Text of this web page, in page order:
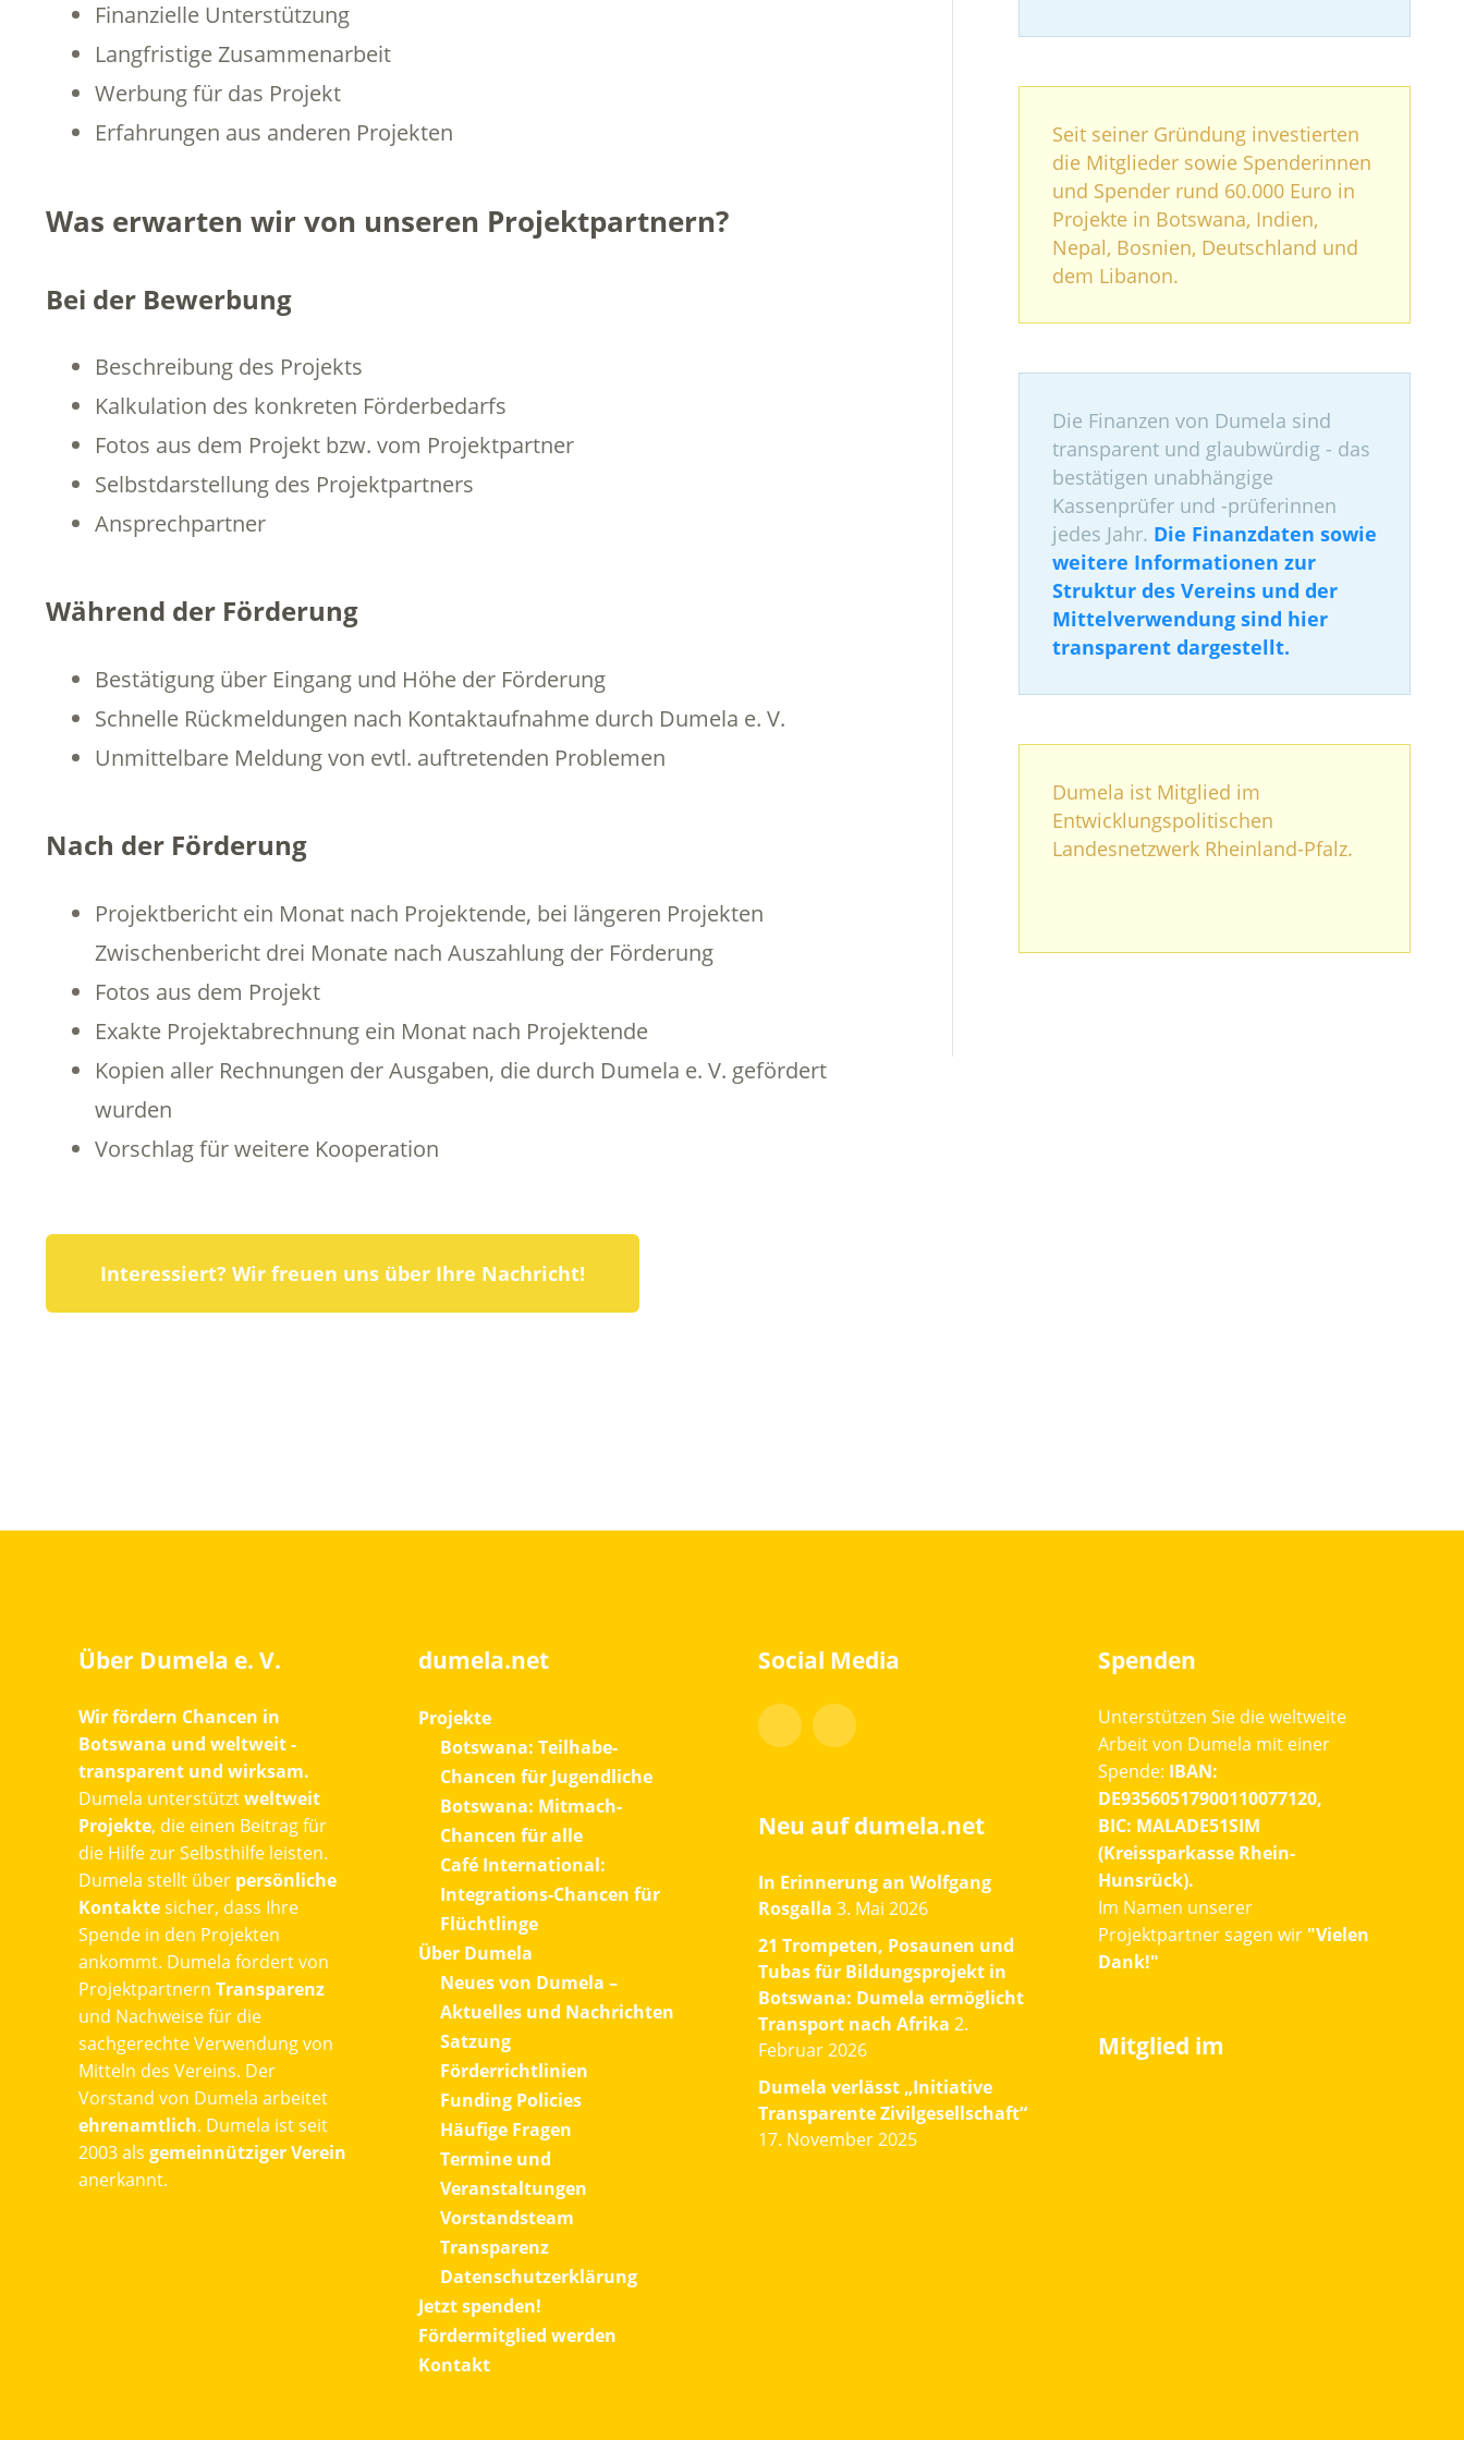
Finanzielle Unterstützung
Langfristige Zusammenarbeit
Werbung für das Projekt
Erfahrungen aus anderen Projekten
Was erwarten wir von unseren Projektpartnern?
Bei der Bewerbung
Beschreibung des Projekts
Kalkulation des konkreten Förderbedarfs
Fotos aus dem Projekt bzw. vom Projektpartner
Selbstdarstellung des Projektpartners
Ansprechpartner
Während der Förderung
Bestätigung über Eingang und Höhe der Förderung
Schnelle Rückmeldungen nach Kontaktaufnahme durch Dumela e. V.
Unmittelbare Meldung von evtl. auftretenden Problemen
Nach der Förderung
Projektbericht ein Monat nach Projektende, bei längeren Projekten
Zwischenbericht drei Monate nach Auszahlung der Förderung
Fotos aus dem Projekt
Exakte Projektabrechnung ein Monat nach Projektende
Kopien aller Rechnungen der Ausgaben, die durch Dumela e. V. gefördert
wurden
Vorschlag für weitere Kooperation
Interessiert? Wir freuen uns über Ihre Nachricht!
Seit seiner Gründung investierten
die Mitglieder sowie Spenderinnen
und Spender rund 60.000 Euro in
Projekte in Botswana, Indien,
Nepal, Bosnien, Deutschland und
dem Libanon.
Die Finanzen von Dumela sind
transparent und glaubwürdig - das
bestätigen unabhängige
Kassenprüfer und -prüferinnen
jedes Jahr. Die Finanzdaten sowie
weitere Informationen zur
Struktur des Vereins und der
Mittelverwendung sind hier
transparent dargestellt.
Dumela ist Mitglied im
Entwicklungspolitischen
Landesnetzwerk Rheinland-Pfalz.
Über Dumela e. V.
Wir fördern Chancen in
Botswana und weltweit -
transparent und wirksam.
Dumela unterstütztweltweit
Projekte, die einen Beitrag für
die Hilfe zur Selbsthilfe leisten.
Dumela stellt über persönliche
Kontaktesicher, dass Ihre
Spende in den Projekten
ankommt. Dumela fordert von
Projektpartnern Transparenz
und Nachweise für die
sachgerechte Verwendung von
Mitteln des Vereins. Der
Vorstand von Dumela arbeitet
ehrenamtlich. Dumela ist seit
2003 als gemeinnütziger Verein
anerkannt.
dumela.net
Projekte
Botswana: Teilhabe-
Chancen für Jugendliche
Botswana: Mitmach-
Chancen für alle
Café International:
Integrations-Chancen für
Flüchtlinge
Über Dumela
Neues von Dumela –
Aktuelles und Nachrichten
Satzung
Förderrichtlinien
Funding Policies
Häufige Fragen
Termine und
Veranstaltungen
Vorstandsteam
Transparenz
Datenschutzerklärung
Jetzt spenden!
Fördermitglied werden
Kontakt
Social Media
Facebook
Neu auf dumela.net
In Erinnerung an Wolfgang
Rosgalla 3. Mai 2026
21 Trompeten, Posaunen und
Tubas für Bildungsprojekt in
Botswana: Dumela ermöglicht
Transport nach Afrika 2.
Februar 2026
Dumela verlässt „Initiative
Transparente Zivilgesellschaft“
17. November 2025
Spenden
Unterstützen Sie die weltweite
Arbeit von Dumela mit einer
Spende: IBAN:
DE93560517900110077120,
BIC: MALADE51SIM
(Kreissparkasse Rhein-
Hunsrück).
Im Namen unserer
Projektpartner sagen wir "Vielen
Dank!"
Mitglied im